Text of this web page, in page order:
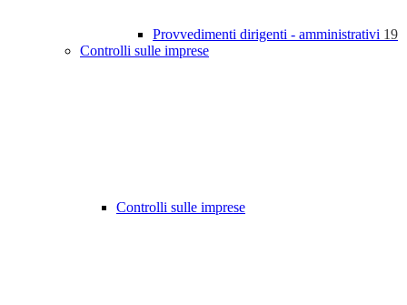
Provvedimenti dirigenti - amministrativi 19
Controlli sulle imprese
Controlli sulle imprese